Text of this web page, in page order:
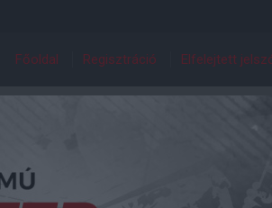
Főoldal Regisztráció Elfelejtett